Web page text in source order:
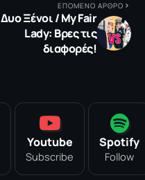
ΕΠΟΜΕΝΟ ΑΡΘΡΟ
Δυο Ξένοι / My Fair
Lady: Βρες τις
διαφορές!
Youtube
Subscribe
Spotify
Follow